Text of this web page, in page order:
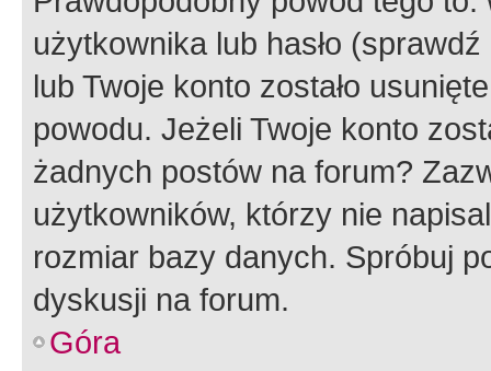
użytkownika lub hasło
lub Twoje konto zostało
powodu. Jeżeli Twoje konto
żadnych postów na forum?
użytkowników, którzy nie
rozmiar bazy danych. Spróbuj
dyskusji na forum.
Góra